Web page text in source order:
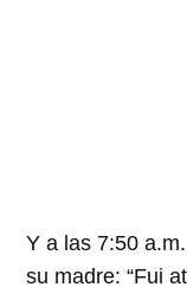
Y a las 7:50
su madre: “Fui